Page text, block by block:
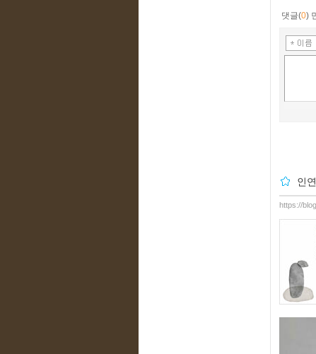
댓글(0)
인
https://